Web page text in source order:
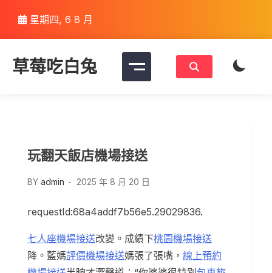
content
星期四, 6 8 月
草莓吃白兔
玩翻天飯店機場接送
BY admin 2025 年 8 月 20 日
requestId:68a4addf7b56e5.29029836.
七人座機場接送改變。成績下桃園機場接送
降。藍媽評價機場接送媽張了張嘴， 線上預約